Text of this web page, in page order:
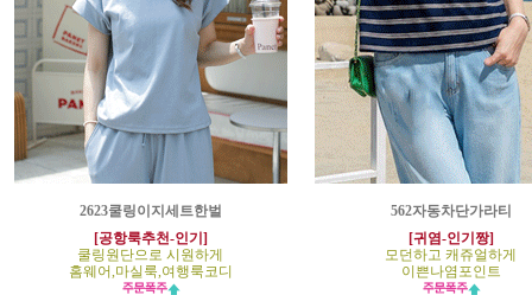
2623쿨링이지세트한벌
[공항룩추천-인기]
쿨링원단으로 시원하게
홈웨어,마실룩,여행룩코디
562자동차단가라티
[귀염-인기짱]
모던하고 캐쥬얼하게
이쁜나염포인트